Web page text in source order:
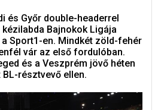
és Győr double-headerrel
Bajnokok Ligája
Sport1-en. Mindkét zöld-fehér
vár az első fordulóban.
és a Veszprém jövő héten
résztvevő ellen.